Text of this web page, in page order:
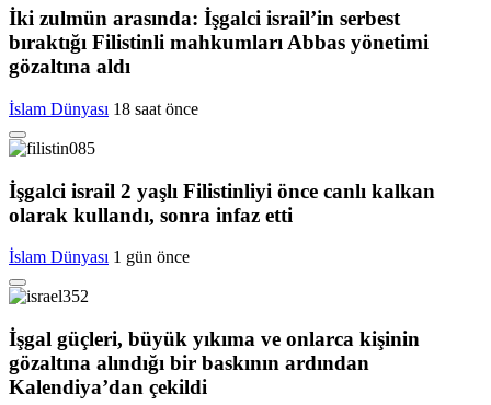
İki zulmün arasında: İşgalci israil’in serbest
bıraktığı Filistinli mahkumları Abbas yönetimi
gözaltına aldı
İslam Dünyası 18 saat önce
İşgalci israil 2 yaşlı Filistinliyi önce canlı kalkan
olarak kullandı, sonra infaz etti
İslam Dünyası 1 gün önce
İşgal güçleri, büyük yıkıma ve onlarca kişinin
gözaltına alındığı bir baskının ardından
Kalendiya’dan çekildi